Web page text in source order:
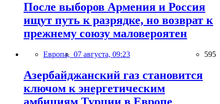
После выборов Армения и Россия
ищут путь к разрядке, но возврат к
прежнему союзу маловероятен
Европа, 07 августа, 09:23 595
Азербайджанский газ становится
ключом к энергетическим